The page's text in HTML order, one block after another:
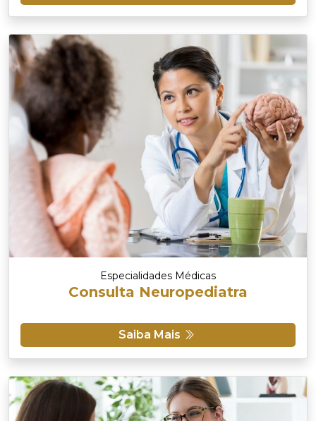
Especialidades Médicas
Consulta Neuropediatra
Saiba Mais